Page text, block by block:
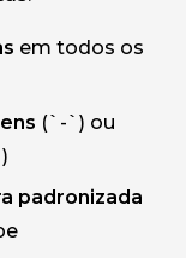
em todos os
(`-`) ou
padronizada